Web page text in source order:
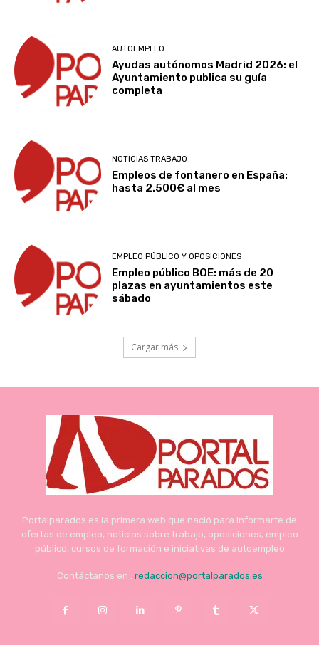
AUTOEMPLEO
Ayudas autónomos Madrid 2026: el
Ayuntamiento publica su guía
completa
NOTICIAS TRABAJO
Empleos de fontanero en España:
hasta 2.500€ al mes
EMPLEO PÚBLICO Y OPOSICIONES
Empleo público BOE: más de 20
plazas en ayuntamientos este
sábado
Cargar más
Portalparados es la primera web que nació para informarte de
ofertas de empleo, noticias sobre trabajo, oposiciones, empleo
público, cursos de formación e iniciativas de autoempleo
Contáctanos en : redaccion@portalparados.es